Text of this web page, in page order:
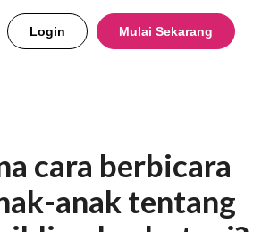
Login Mulai Sekarang
cara berbicara
anak tentang